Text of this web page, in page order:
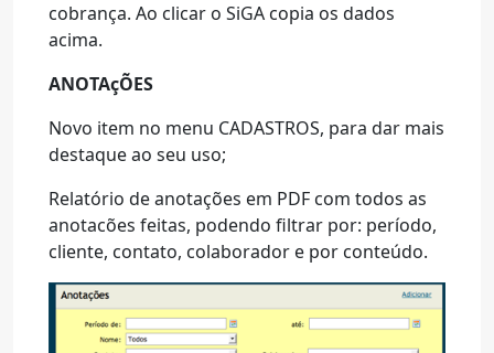
cobrança. Ao clicar o SiGA copia os dados
acima.
ANOTAçÕES
Novo item no menu CADASTROS, para dar mais
destaque ao seu uso;
Relatório de anotações em PDF com todos as
anotacões feitas, podendo filtrar por: período,
cliente, contato, colaborador e por conteúdo.